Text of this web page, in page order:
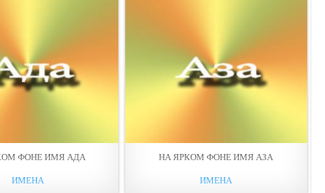
ФОНЕ ИМЯ АДА
ИМЕНА
НА ЯРКОМ ФОНЕ ИМЯ АЗА
ИМЕНА